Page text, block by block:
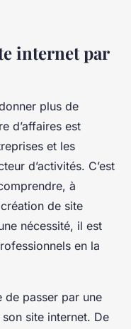
internet par
plus de
d’affaires est
et les
d’activités. C’est
à
de site
nécessité, il est
en la
de passer par une
site internet. De